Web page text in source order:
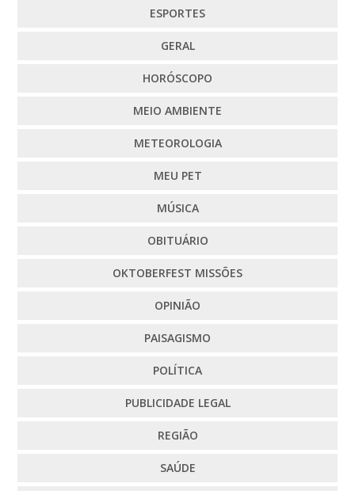
ESPORTES
GERAL
HORÓSCOPO
MEIO AMBIENTE
METEOROLOGIA
MEU PET
MÚSICA
OBITUÁRIO
OKTOBERFEST MISSÕES
OPINIÃO
PAISAGISMO
POLÍTICA
PUBLICIDADE LEGAL
REGIÃO
SAÚDE